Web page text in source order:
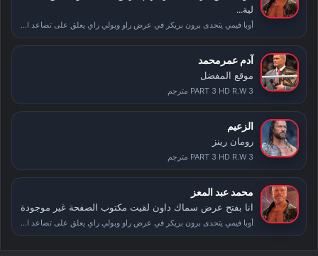
لية...
أوبا فيمي يتحدى برون بريكر في عرض راو وبولي راي يعلق على تصاعد الأحداث بعد سمر سلام
آدم عمرمحمد
موقع المفضل
PART 3 HD R.W 3 مترجم
الزعيم
رومان رينز
PART 3 HD R.W 3 مترجم
محمد عبد المعز
انا بفتح عرض سماك داون لقيت مكتوب الصفحة غير موجودة
أوبا فيمي يتحدى برون بريكر في عرض راو وبولي راي يعلق على تصاعد الأحداث بعد سمر سلام